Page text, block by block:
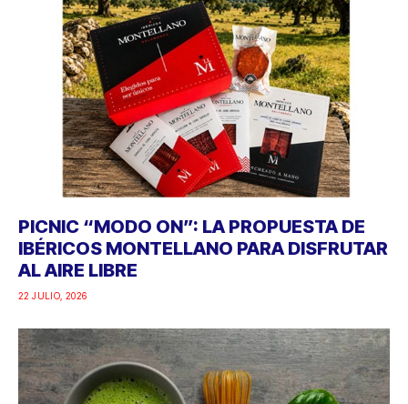
PICNIC “MODO ON”: LA PROPUESTA DE
IBÉRICOS MONTELLANO PARA DISFRUTAR
AL AIRE LIBRE
22 JULIO, 2026